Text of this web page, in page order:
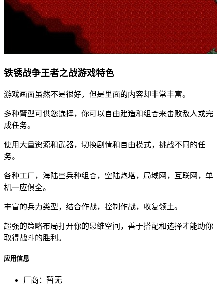
铁锈战争王者之战游戏特色
游戏画面虽然不是很好，但是里面的内容却非常丰富。
多种臂型可供您选择，你可以自由建造和组合来击败敌人或完
成任务。
使用大量资源和武器，切换剧情和自由模式，挑战不同的任
务。
各种工厂，海陆空兵种组合，空陆炮塔，局域网，互联网，单
机一应俱全。
丰富的兵力类型，结合作战，控制作战，收复领土。
超强的策略布局打开你的思维空间，善于搭配和选择才能助你
取得战斗的胜利。
应用信息
厂商： 暂无